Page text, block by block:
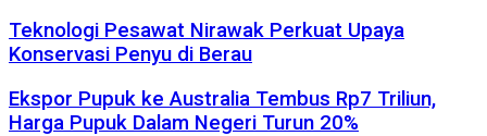
Teknologi Pesawat Nirawak Perkuat Upaya
Konservasi Penyu di Berau
Ekspor Pupuk ke Australia Tembus Rp7 Triliun,
Harga Pupuk Dalam Negeri Turun 20%